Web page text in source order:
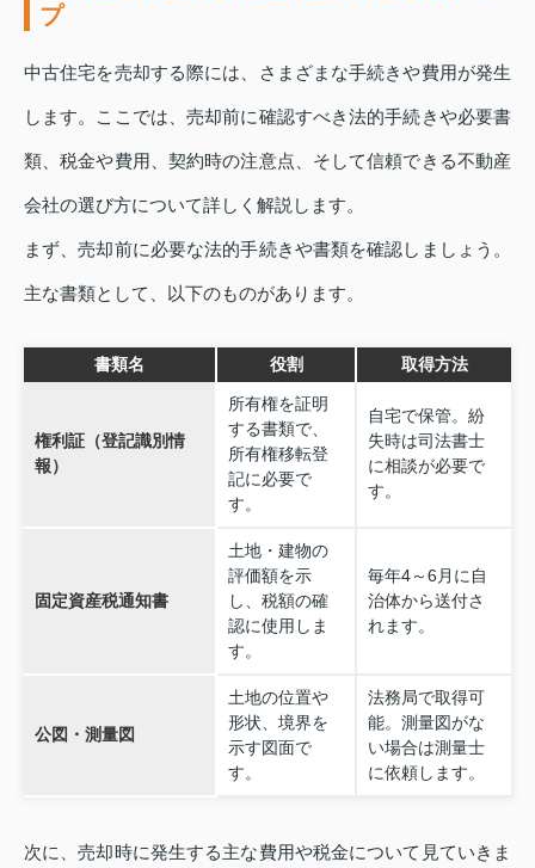
プ
中古住宅を売却する際には、さまざまな手続きや費用が発生
します。ここでは、売却前に確認すべき法的手続きや必要書
類、税金や費用、契約時の注意点、そして信頼できる不動産
会社の選び方について詳しく解説します。
まず、売却前に必要な法的手続きや書類を確認しましょう。
主な書類として、以下のものがあります。
書類名 役割 取得方法
権利証（登記識別情
報）
所有権を証明
する書類で、
所有権移転登
記に必要で
す。
自宅で保管。紛
失時は司法書士
に相談が必要で
す。
固定資産税通知書
土地・建物の
評価額を示
し、税額の確
認に使用しま
す。
毎年4～6月に自
治体から送付さ
れます。
公図・測量図
土地の位置や
形状、境界を
示す図面で
す。
法務局で取得可
能。測量図がな
い場合は測量士
に依頼します。
次に、売却時に発生する主な費用や税金について見ていきま